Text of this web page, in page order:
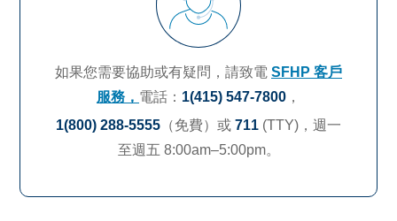
如果您需要協助或有疑問，請致電 SFHP 客戶
服務， 電話： 1(415) 547-7800 ，
1(800) 288-5555 （免費）或 711 (TTY)， 週一
至週五 8:00am–5:00pm。